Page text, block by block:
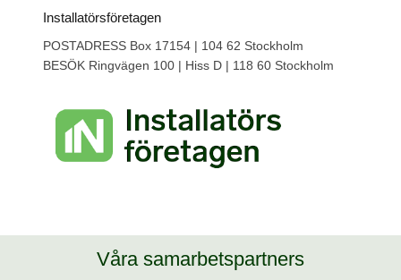
Installatörsföretagen
POSTADRESS Box 17154 | 104 62 Stockholm
BESÖK Ringvägen 100 | Hiss D | 118 60 Stockholm
Våra samarbetspartners